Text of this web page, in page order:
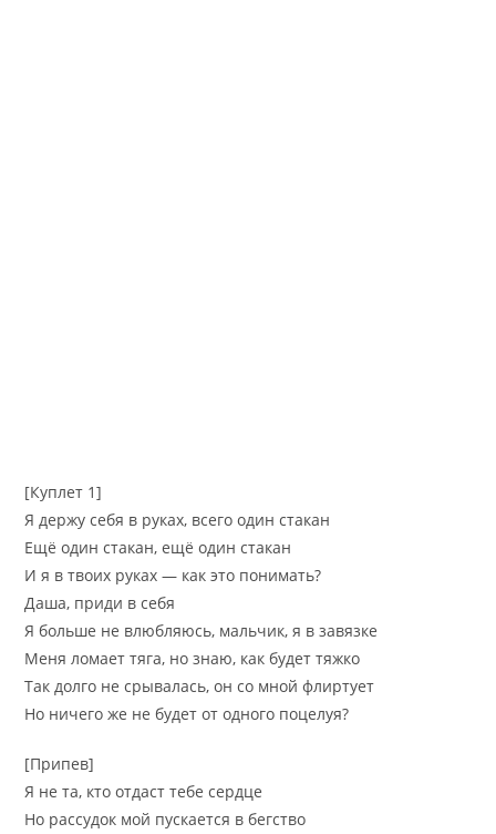
[Куплет 1]
Я держу себя в руках, всего один стакан
Ещё один стакан, ещё один стакан
И я в твоих руках — как это понимать?
Даша, приди в себя
Я больше не влюбляюсь, мальчик, я в завязке
Меня ломает тяга, но знаю, как будет тяжко
Так долго не срывалась, он со мной флиртует
Но ничего же не будет от одного поцелуя?
[Припев]
Я не та, кто отдаст тебе сердце
Но рассудок мой пускается в бегство